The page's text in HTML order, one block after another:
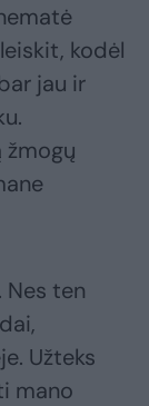
kodėl
jau ir
žmogų
Nes ten
Užteks
mano